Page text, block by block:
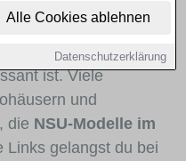
Alle Cookies ablehnen
Datenschutzerklärung
häufig im Stadt-
sind und für welche
ist. Viele
und
die NSU-Modelle im
Links gelangst du bei